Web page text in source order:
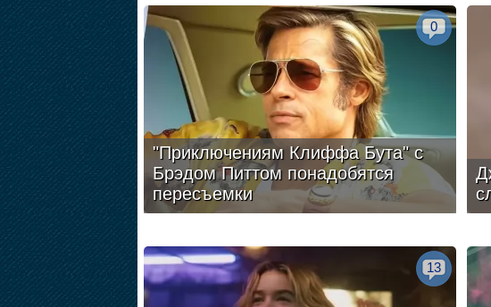
"Приключениям Клиффа Бута" с
Брэдом Питтом понадобятся
пересъемки
0
13